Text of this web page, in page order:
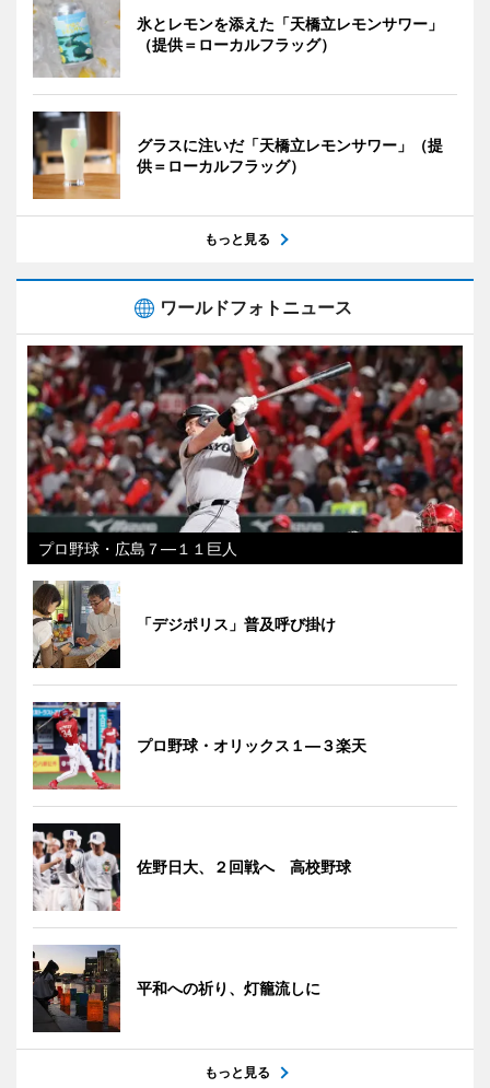
氷とレモンを添えた「天橋立レモンサワー」
（提供＝ローカルフラッグ）
グラスに注いだ「天橋立レモンサワー」（提
供＝ローカルフラッグ）
もっと見る
ワールドフォトニュース
プロ野球・広島７―１１巨人
「デジポリス」普及呼び掛け
プロ野球・オリックス１―３楽天
佐野日大、２回戦へ 高校野球
平和への祈り、灯籠流しに
もっと見る